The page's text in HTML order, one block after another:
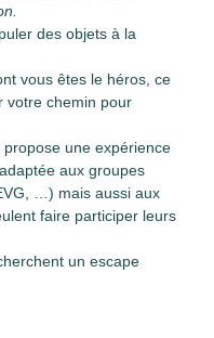
des objets à la
vous êtes le héros, ce
votre chemin pour
propose une expérience
aux groupes
…) mais aussi aux
faire participer leurs
un escape